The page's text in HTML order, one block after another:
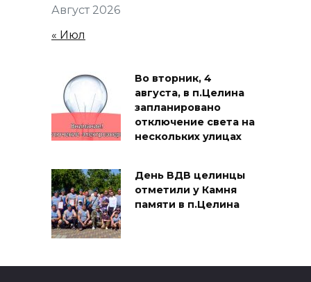
Август 2026
« Июл
Во вторник, 4
августа, в п.Целина
запланировано
отключение света на
нескольких улицах
День ВДВ целинцы
отметили у Камня
памяти в п.Целина